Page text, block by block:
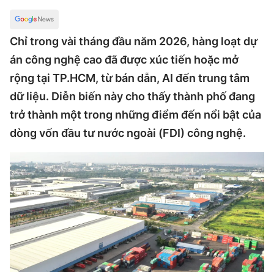
Chỉ trong vài tháng đầu năm 2026, hàng loạt dự
án công nghệ cao đã được xúc tiến hoặc mở
rộng tại TP.HCM, từ bán dẫn, AI đến trung tâm
dữ liệu. Diễn biến này cho thấy thành phố đang
trở thành một trong những điểm đến nổi bật của
dòng vốn đầu tư nước ngoài (FDI) công nghệ.